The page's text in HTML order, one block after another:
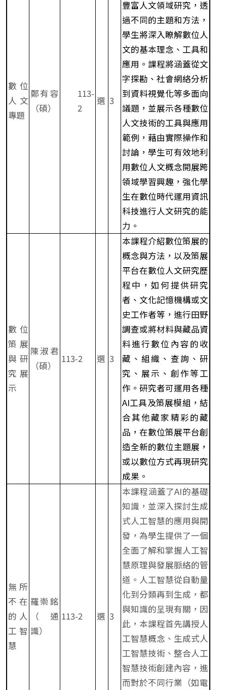
數位
人文
專題
鄭有容
（碩）
113-
2
選 3
豐富人文領域研究，透
過不同的主題和方法，
學生將深入瞭解數位人
文的基本理念、工具和
應用。課程將涵蓋從文
字探勘、社會網絡分析
到資料視覺化等多面向
議題，並展示各種數位
人文技術的工具與應用
範例，藉由實際操作和
討論，學生可有效地利
用數位人文概念開展跨
領域學習興趣，強化學
生在數位時代運用資訊
科技進行人文研究的能
力。
數位
策展
與研
究展
示
陳淑君
（碩）
113-2 選 3
本課程介紹數位策展的
概念與方法，以及策展
平台在數位人文研究歷
程中，如何提供研究
者、文化記憶機構或文
史工作者等，進行田野
調查或將材料與藏品資
料進行數位內容的收
藏、組織、查詢、研
究、展示、創作等工
作。研究者可運用各種
AI工具及策展模組，結
合其他藏家精彩的藏
品，在數位策展平台創
造全新的數位主題展，
或以數位方式再現研究
成果。
無所
不在
的人
工智
慧
羅崇銘
（通
識）
113-2 選 3
本課程涵蓋了AI的基礎
知識，並深入探討生成
式人工智慧的應用與開
發，為學生提供了一個
全面了解和掌握人工智
慧原理與發展脈絡的管
道。人工智慧從自動量
化到分類再到生成，都
與知識的呈現有關，因
此，本課程首先講授人
工智慧概念、生成式人
工智慧技術、整合人工
智慧技術創建內容，進
而對於不同行業（如電